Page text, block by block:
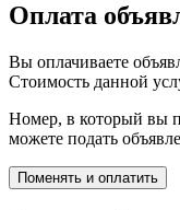
Оплата
Вы оплачиваете
Стоимость данной
Номер, в который вы
можете подать